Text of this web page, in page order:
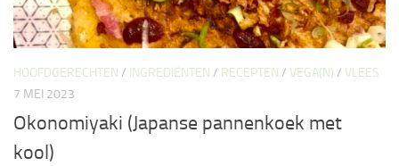
HOOFDGERECHTEN / INGREDIËNTEN / RECEPTEN / VEGA(N) / VLEES
7 MEI 2023
Okonomiyaki (Japanse pannenkoek met
kool)